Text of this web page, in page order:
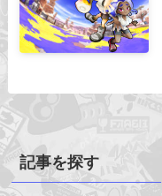
記事を探す